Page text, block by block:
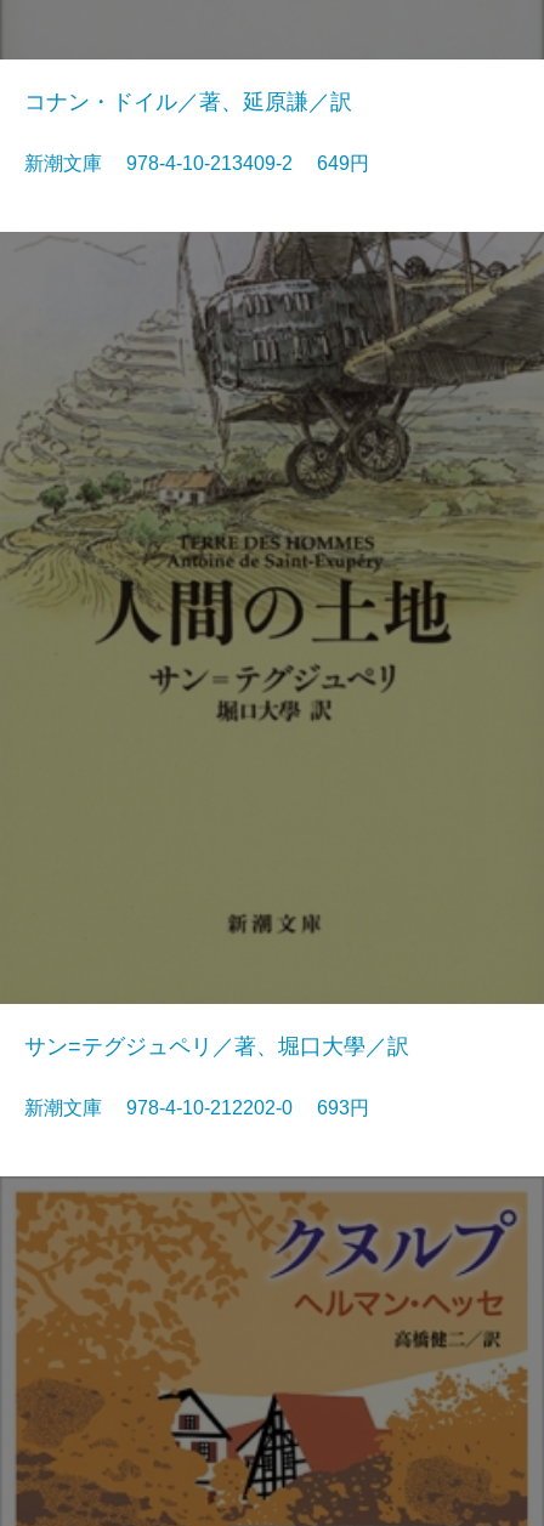
コナン・ドイル／著、延原謙／訳
新潮文庫 978-4-10-213409-2 649円
サン=テグジュペリ／著、堀口大學／訳
新潮文庫 978-4-10-212202-0 693円